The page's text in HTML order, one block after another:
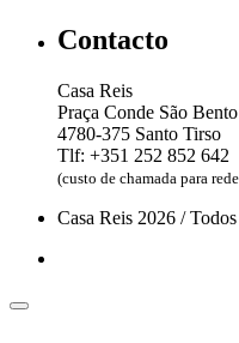
Contacto
Casa Reis
Praça Conde São
4780-375 Santo Tirso
Tlf: +351 252 852 642
(custo de chamada para
Casa Reis 2026 /